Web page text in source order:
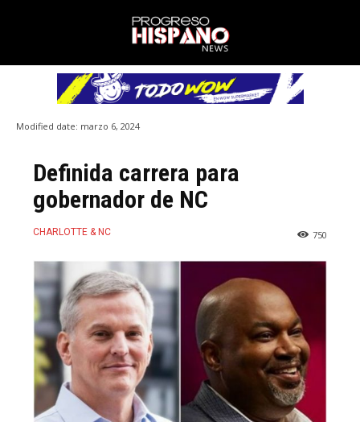
Modified date: marzo 6, 2024
Definida carrera para
gobernador de NC
CHARLOTTE & NC 750